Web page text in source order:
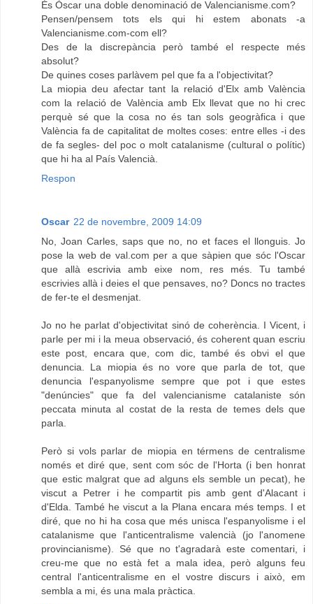
És Òscar una doble denominació de Valencianisme.com?
Pensen/pensem tots els qui hi estem abonats -a
Valencianisme.com-com ell?
Des de la discrepància però també el respecte més
absolut?
De quines coses parlàvem pel que fa a l'objectivitat?
La miopia deu afectar tant la relació d'Elx amb València
com la relació de València amb Elx llevat que no hi crec
perquè sé que la cosa no és tan sols geogràfica i que
València fa de capitalitat de moltes coses: entre elles -i des
de fa segles- del poc o molt catalanisme (cultural o polític)
que hi ha al País Valencià.
Respon
Oscar 22 de novembre, 2009 14:09
No, Joan Carles, saps que no, no et faces el llonguis. Jo
pose la web de val.com per a que sàpien que sóc l'Oscar
que allà escrivia amb eixe nom, res més. Tu també
escrivies allà i deies el que pensaves, no? Doncs no tractes
de fer-te el desmenjat.
Jo no he parlat d'objectivitat sinó de coherència. I Vicent, i
parle per mi i la meua observació, és coherent quan escriu
este post, encara que, com dic, també és obvi el que
denuncia. La miopia és no vore que parla de tot, que
denuncia l'espanyolisme sempre que pot i que estes
"denúncies" que fa del valencianisme catalaniste són
peccata minuta al costat de la resta de temes dels que
parla.
Però si vols parlar de miopia en térmens de centralisme
només et diré que, sent com sóc de l'Horta (i ben honrat
que estic malgrat que ad alguns els semble un pecat), he
viscut a Petrer i he compartit pis amb gent d'Alacant i
d'Elda. També he viscut a la Plana encara més temps. I et
diré, que no hi ha cosa que més unisca l'espanyolisme i el
catalanisme que l'anticentralisme valencià (jo l'anomene
provincianisme). Sé que no t'agradarà este comentari, i
creu-me que no està fet a mala idea, però alguns feu
central l'anticentralisme en el vostre discurs i això, em
sembla a mi, és una mala pràctica.